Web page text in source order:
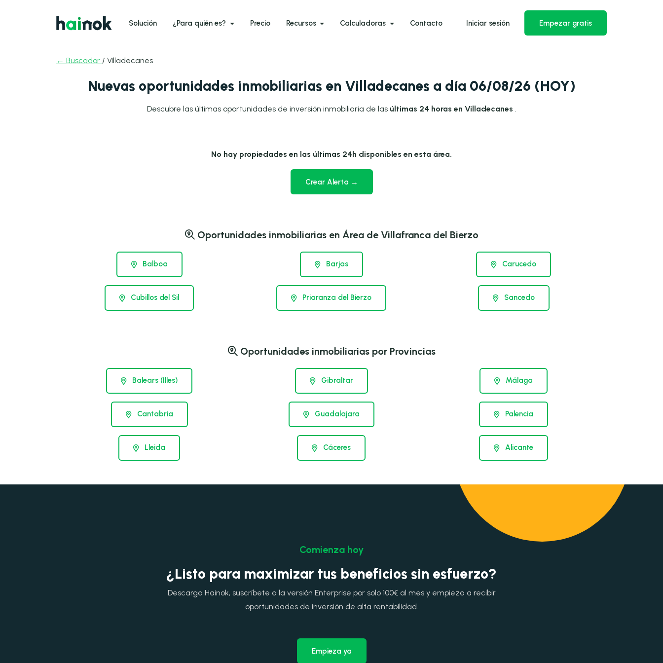
Solución ¿Para quién es? Precio Recursos Calculadoras Contacto Iniciar sesión Empezar gratis
← Buscador / Villadecanes
Nuevas oportunidades inmobiliarias en Villadecanes a día 06/08/26 (HOY)
Descubre las últimas oportunidades de inversión inmobiliaria de las últimas 24 horas en Villadecanes .
No hay propiedades en las últimas 24h disponibles en esta área.
Crear Alerta →
Oportunidades inmobiliarias en Área de Villafranca del Bierzo
Balboa Barjas Carucedo
Cubillos del Sil Priaranza del Bierzo Sancedo
Oportunidades inmobiliarias por Provincias
Balears (Illes) Gibraltar Málaga
Cantabria Guadalajara Palencia
Lleida Cáceres Alicante
Comienza hoy
¿Listo para maximizar tus beneficios sin esfuerzo?
Descarga Hainok, suscríbete a la versión Enterprise por solo 100€ al mes y empieza a recibir
oportunidades de inversión de alta rentabilidad.
Empieza ya